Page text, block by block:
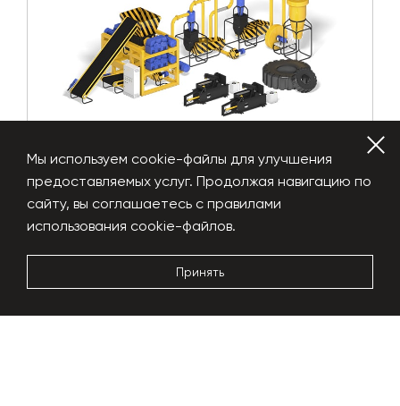
Auto Tire Recycling 3700
Производительность по выходу
3000 кг/час
Мы используем cookie-файлы для улучшения
предоставляемых услуг. Продолжая навигацию по
сайту, вы соглашаетесь с правилами
использования cookie-файлов.
Принять